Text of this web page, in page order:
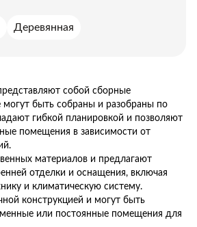
Деревянная
собой сборные
могут быть собраны и разобраны по
гибкой планировкой и позволяют
помещения в зависимости от
материалов и предлагают
отделки и оснащения, включая
и климатическую систему.
конструкцией и могут быть
или постоянные помещения для